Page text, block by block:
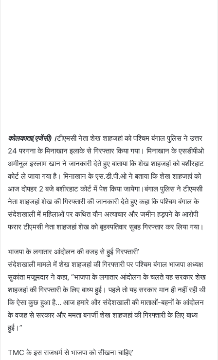
कोलकाता(एजेंसी)।टीएमसी नेता शेख शाहजहां को पश्चिम बंगाल पुलिस ने उत्तर
24 परगना के मिनाखान इलाके से गिरफ्तार किया गया। मिनाखान के एसडीपीओ
अमीनुल इस्लाम खान ने जानकारी देते हुए बाताया कि शेख शाहजहां को बशीरहाट
कोर्ट ले जाया गया है। मिनाखान के एस.डी.पी.ओ ने बताया कि शेख शाहजहां को
आज दोपहर 2 बजे बशीरहाट कोर्ट में पेश किया जायेगा।बंगाल पुलिस ने टीएमसी
नेता शाहजहां शेख की गिरफ्तारी की जानकारी देते हुए कहा कि पश्चिम बंगाल के
संदेशखाली में महिलाओं पर कथित यौन अत्याचार और जमीन हड़पने के आरोपी
फरार टीएमसी नेता शाहजहां शेख को बृहस्पतिवार सुबह गिरफ्तार कर लिया गया।
भाजपा के लगातार आंदोलन की वजह से हुई गिरफ्तारी’
संदेशखाली मामले में शेख शाहजहां की गिरफ्तारी पर पश्चिम बंगाल भाजपा अध्यक्ष
सुकांता मजूमदार ने कहा, “भाजपा के लगातार आंदोलन के चलते यह सरकार शेख
शाहजहां की गिरफ्तारी के लिए बाध्य हुई। पहले तो यह सरकार मान ही नहीं रही थी
कि ऐसा कुछ हुआ है… आज हमारे और संदेशखाली की माताओं-बहनों के आंदोलन
के वजह से सरकार और ममता बनर्जी शेख शाहजहां की गिरफ्तारी के लिए बाध्य
हुई।”
TMC के इस राजधर्म से भाजपा को सीखना चाहिए’